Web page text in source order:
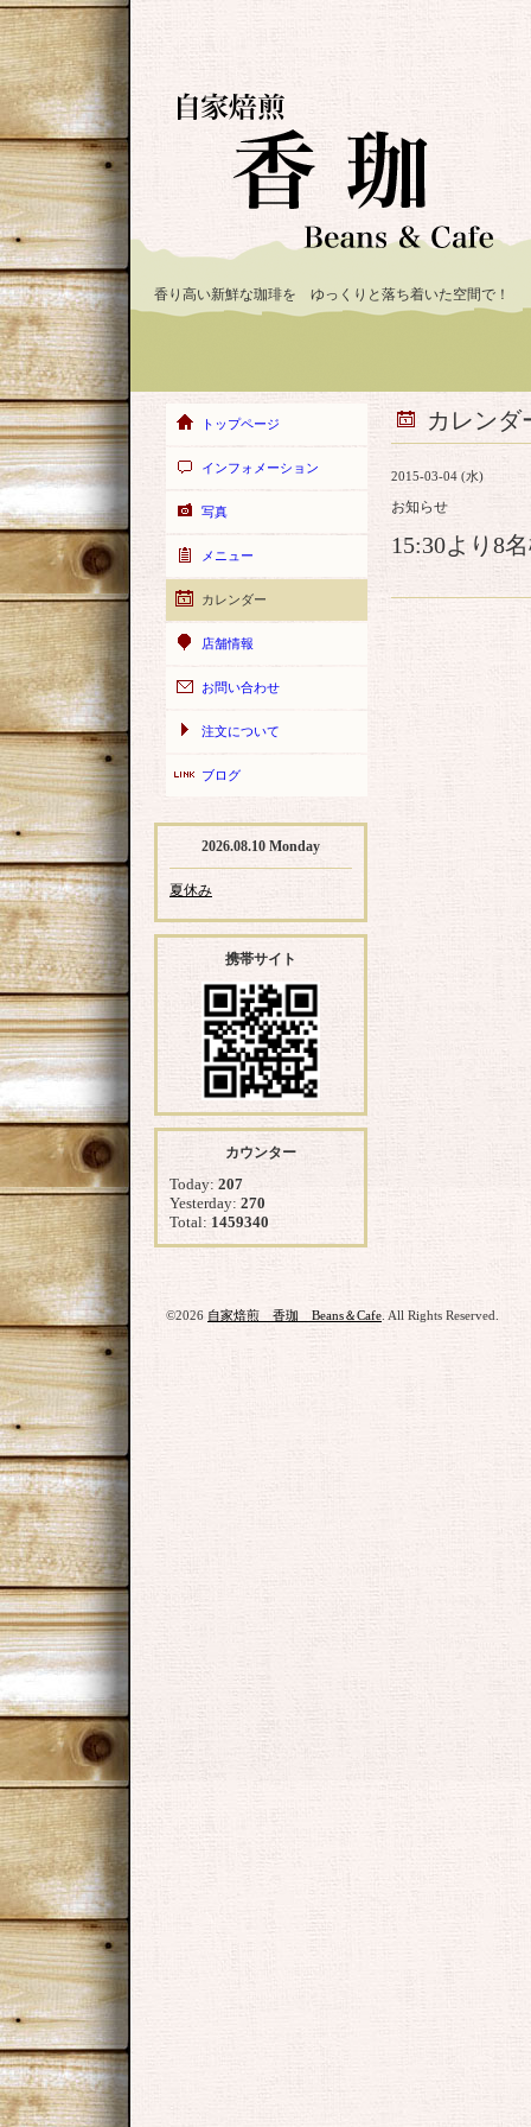
香り高い新鮮な珈琲を ゆっくりと落ち着いた空間で！
カレンダ
2015-03-04 (水)
お知らせ
15:30より8
トップページ
インフォメーション
写真
メニュー
カレンダー
店舗情報
お問い合わせ
注文について
ブログ
2026.08.10 Monday
夏休み
携帯サイト
カウンター
Today: 207
Yesterday: 270
Total: 1459340
©2026 自家焙煎 香珈 Beans＆Cafe . All Rights Reserved.